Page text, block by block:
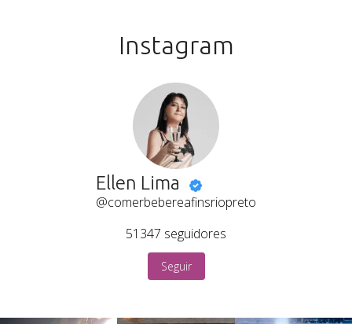
Instagram
Ellen Lima
@comerbebereafinsriopreto
51347 seguidores
Seguir